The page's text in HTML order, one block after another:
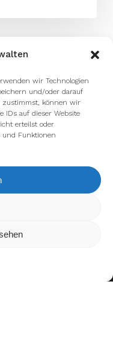
wir Technologien
und/oder darauf
zustimmst, können wir
IDs auf dieser Website
erteilst oder
und Funktionen
Erfahrung auf
welche Cookies wir